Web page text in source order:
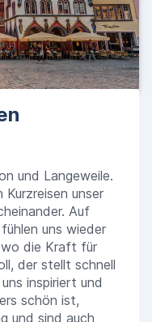
und Langeweile.
unser
Auf
uns wieder
wo die Kraft für
der stellt schnell
inspiriert und
schön ist,
und sind auch